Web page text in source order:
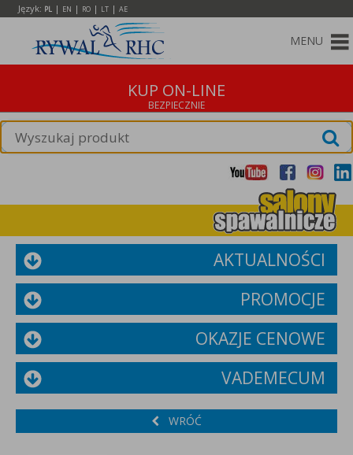
Język: PL | EN | RO | LT | AE
MENU
KUP ON-LINE
AKTUALNOŚCI
PROMOCJE
OKAZJE CENOWE
VADEMECUM
WRÓĆ